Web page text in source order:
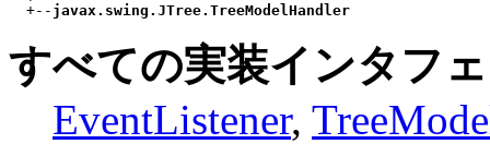
  +--
javax.swing.JTree.TreeModelHandler
すべての実装インタフ
EventListener,